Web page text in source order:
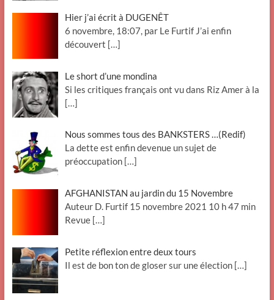
Hier j’ai écrit à DUGENÊT
6 novembre, 18:07, par Le Furtif J’ai enfin
découvert […]
Le short d’une mondina
Si les critiques français ont vu dans Riz Amer à la
[…]
Nous sommes tous des BANKSTERS …(Redif)
La dette est enfin devenue un sujet de
préoccupation […]
AFGHANISTAN au jardin du 15 Novembre
Auteur D. Furtif 15 novembre 2021 10 h 47 min
Revue […]
Petite réflexion entre deux tours
Il est de bon ton de gloser sur une élection […]